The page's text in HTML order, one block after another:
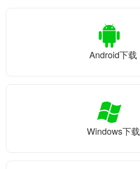
Android下载
Windows下载